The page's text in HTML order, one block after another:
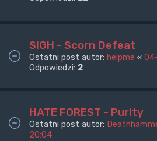
SIGH - Scorn Defeat
Ostatni post autor: helpme «
Odpowiedzi: 2
HATE FOREST - Purity
Ostatni post autor:
20:04